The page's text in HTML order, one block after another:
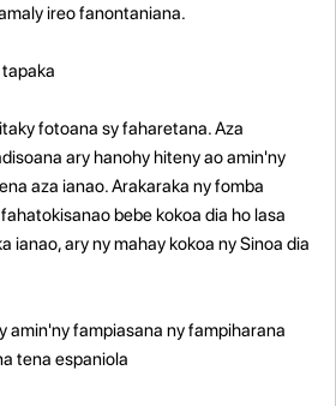
ireo fanontaniana.
fotoana sy faharetana. Aza
ary hanohy hiteny ao amin'ny
aza ianao. Arakaraka ny fomba
bebe kokoa dia ho lasa
ianao, ary ny mahay kokoa ny Sinoa dia
amin'ny fampiasana ny fampiharana
tena espaniola